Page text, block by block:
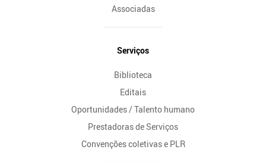
Associadas
Serviços
Biblioteca
Editais
Oportunidades / Talento humano
Prestadoras de Serviços
Convenções coletivas e PLR